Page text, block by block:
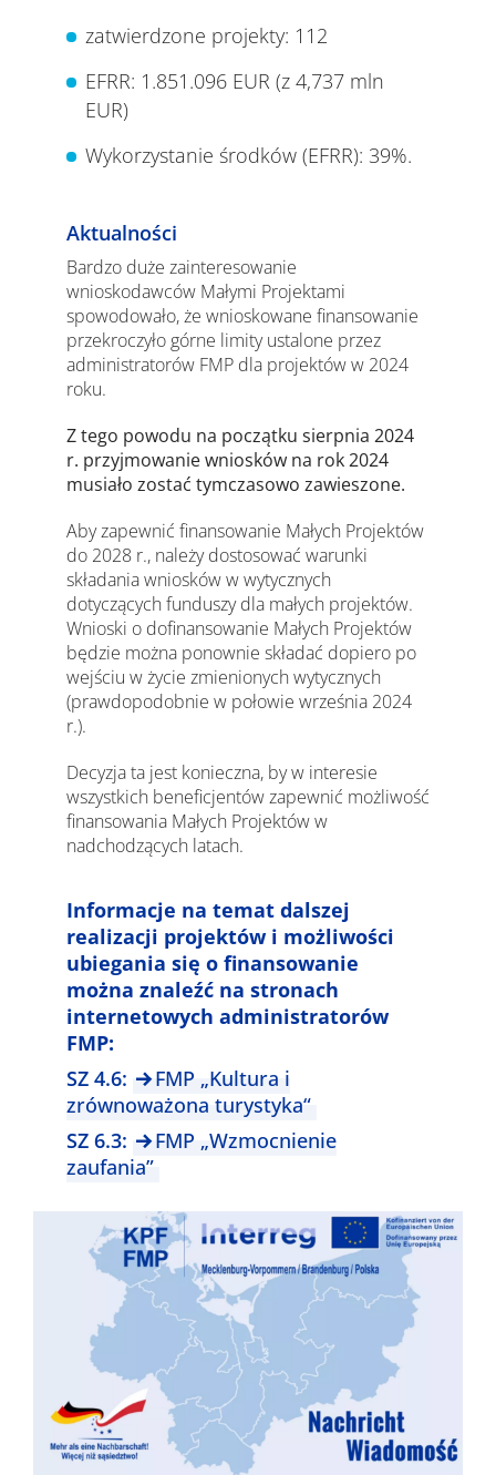
zatwierdzone projekty: 112
EFRR: 1.851.096 EUR (z 4,737 mln
EUR)
Wykorzystanie środków (EFRR): 39%.
Aktualności
Bardzo duże zainteresowanie
wnioskodawców Małymi Projektami
spowodowało, że wnioskowane finansowanie
przekroczyło górne limity ustalone przez
administratorów FMP dla projektów w 2024
roku.
Z tego powodu na początku sierpnia 2024
r. przyjmowanie wniosków na rok 2024
musiało zostać tymczasowo zawieszone.
Aby zapewnić finansowanie Małych Projektów
do 2028 r., należy dostosować warunki
składania wniosków w wytycznych
dotyczących funduszy dla małych projektów.
Wnioski o dofinansowanie Małych Projektów
będzie można ponownie składać dopiero po
wejściu w życie zmienionych wytycznych
(prawdopodobnie w połowie września 2024
r.).
Decyzja ta jest konieczna, by w interesie
wszystkich beneficjentów zapewnić możliwość
finansowania Małych Projektów w
nadchodzących latach.
Informacje na temat dalszej
realizacji projektów i możliwości
ubiegania się o finansowanie
można znaleźć na stronach
internetowych administratorów
FMP:
SZ 4.6:
FMP „Kultura i
zrównoważona turystyka“
SZ 6.3:
FMP „Wzmocnienie
zaufania”